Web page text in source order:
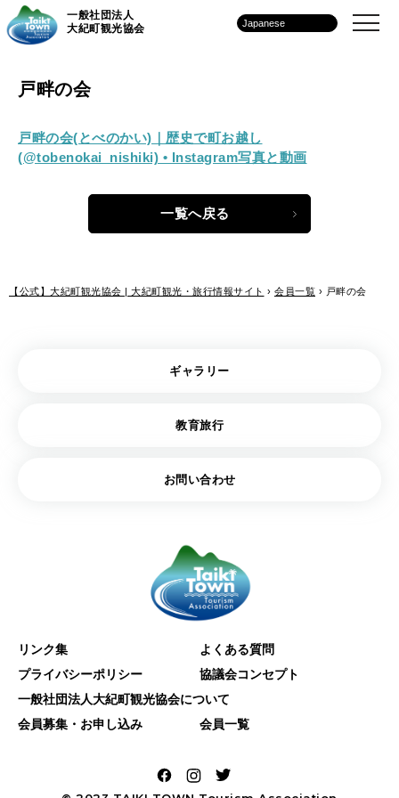
一般社団法人
大紀町観光協会
戸畔の会
戸畔の会(とべのかい)｜歴史で町お越し
(@tobenokai_nishiki) • Instagram写真と動画
一覧へ戻る
【公式】大紀町観光協会 | 大紀町観光・旅行情報サイト › 会員一覧 › 戸畔の会
ギャラリー
教育旅行
お問い合わせ
リンク集
よくある質問
プライバシーポリシー
協議会コンセプト
一般社団法人大紀町観光協会について
会員募集・お申し込み
会員一覧